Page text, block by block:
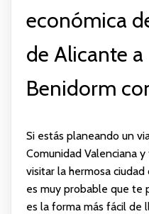
económica
de Alicante a
Benidorm
Si estás planeando un
Comunidad Valenciana
visitar la hermosa ciudad
es muy probable que te
es la forma más fácil de